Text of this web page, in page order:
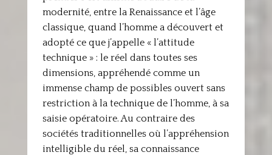
modernité, entre la Renaissance et l’âge
classique, quand l’homme a découvert et
adopté ce que j’appelle « l’attitude
technique » : le réel dans toutes ses
dimensions, appréhendé comme un
immense champ de possibles ouvert sans
restriction à la technique de l’homme, à sa
saisie opératoire. Au contraire des
sociétés traditionnelles où l’appréhension
intelligible du réel, sa connaissance